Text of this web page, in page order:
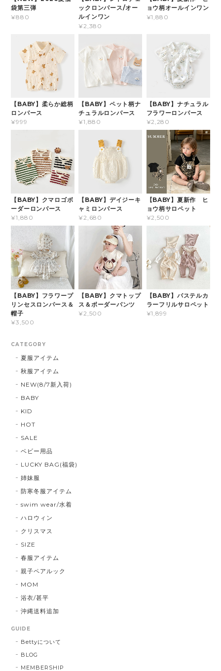
袋第三弾
¥880
ックロンパース/オー
ルインワン
¥2,380
ョウ柄オールインワン
¥1,880
【BABY】柔らか総柄
ロンパース
¥999
【BABY】ペット柄ナ
チュラルロンパース
¥1,880
【BABY】ナチュラル
フラワーロンパース
¥2,280
【BABY】クマロゴボ
ーダーロンパース
¥1,880
【BABY】デイジーキ
ャミロンパース
¥2,680
【BABY】夏新作 ヒ
ョウ柄サロペット
¥2,500
【BABY】フラワープ
リンセスロンパース＆
帽子
¥3,500
【BABY】クマトップ
ス＆ボーダーパンツ
¥2,500
【BABY】パステルカ
ラーフリルサロペット
¥1,899
CATEGORY
夏服アイテム
秋服アイテム
NEW(8/7新入荷)
BABY
KID
HOT
SALE
ベビー用品
LUCKY BAG(福袋)
姉妹服
防寒冬服アイテム
swim wear/水着
ハロウィン
クリスマス
SIZE
春服アイテム
親子ペアルック
MOM
浴衣/甚平
沖縄送料追加
GUIDE
Bettyについて
BLOG
MEMBERSHIP